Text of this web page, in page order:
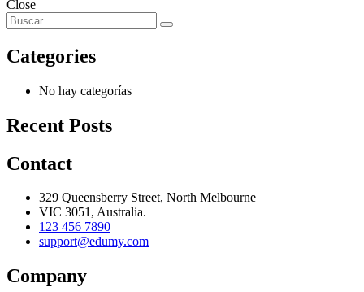
Close
Categories
No hay categorías
Recent Posts
Contact
329 Queensberry Street, North Melbourne
VIC 3051, Australia.
123 456 7890
support@edumy.com
Company